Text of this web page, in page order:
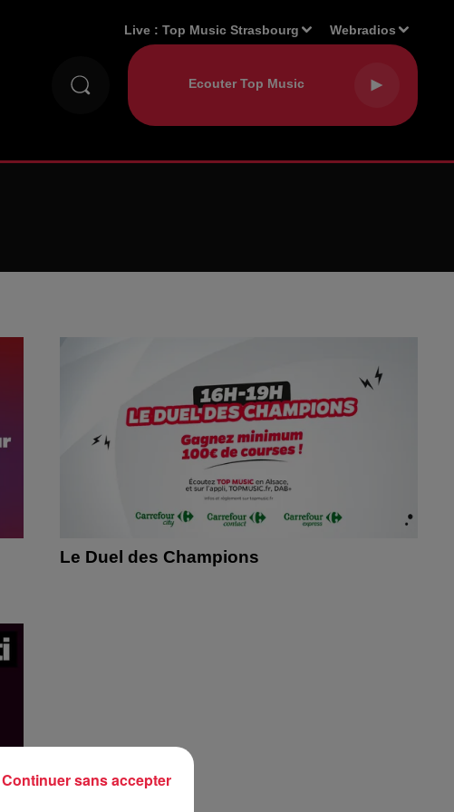
Live :Top Music Strasbourg Webradios
Le Duel des Champions
Continuer sans accepter